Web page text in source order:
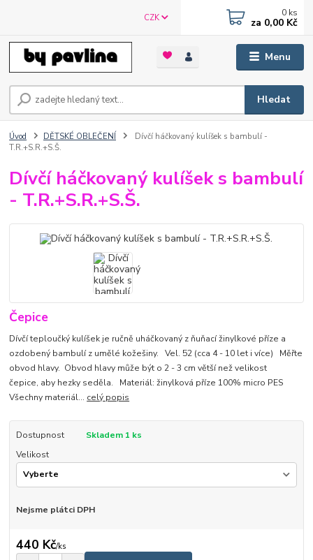
Menu
CZK
Hledat
0 ks
za 0,00 Kč
Úvod DĚTSKÉ OBLEČENÍ
Dívčí háčkovaný kulíšek s bambulí -
T.R.+S.R.+S.Š.
Dívčí háčkovaný kulíšek s bambulí
- T.R.+S.R.+S.Š.
Čepice
Dívčí teploučký kulíšek je ručně uháčkovaný z ňuňací žinylkové příze a
ozdobený bambulí z umělé kožešiny. Vel. 52 (cca 4 - 10 let i více) Měřte
obvod hlavy. Obvod hlavy může být o 2 - 3 cm větší než velikost
čepice, aby hezky seděla. Materiál: žinylková příze 100% micro PES
Všechny materiál... celý popis
Dostupnost
Skladem 1 ks
Velikost
Nejsme plátci DPH
440 Kč/ks